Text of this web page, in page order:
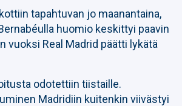
tapahtuvan jo maanantaina,
huomio keskittyi paavin
vuoksi Real Madrid päätti lykätä
odotettiin tiistaille.
Madridiin kuitenkin viivästyi